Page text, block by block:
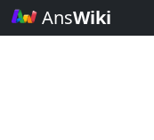
AnsWiki